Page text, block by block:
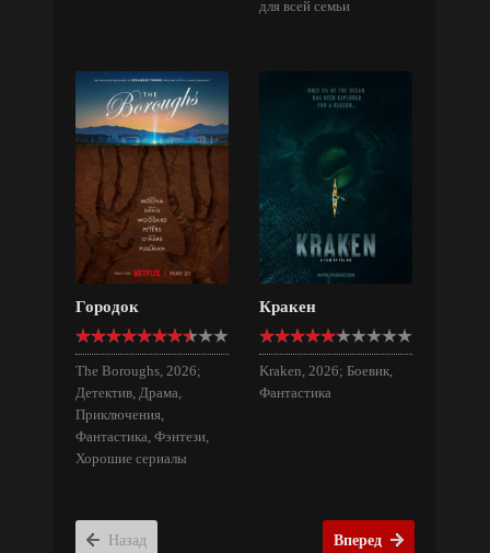
для всей семьи
Городок
The Boroughs, 2026;
Детектив, Драма,
Приключения,
Фантастика, Фэнтези,
Хорошие сериалы
Кракен
Kraken, 2026; Боевик,
Фантастика
Назад Вперед